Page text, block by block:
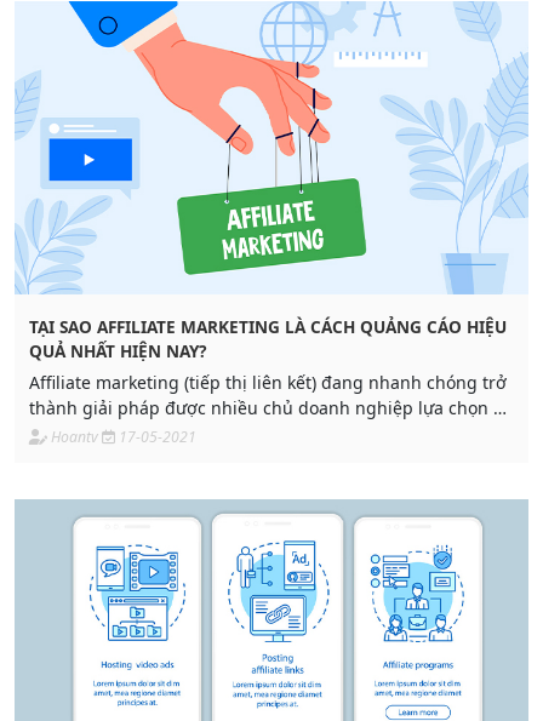
gì? Hãy cùng ADPIA tìm hiểu trong bài viết này nha!
TẠI SAO AFFILIATE MARKETING LÀ CÁCH QUẢNG CÁO HIỆU
QUẢ NHẤT HIỆN NAY?
Affiliate marketing (tiếp thị liên kết) đang nhanh chóng trở
thành giải pháp được nhiều chủ doanh nghiệp lựa chọn để
chạy các chiến dịch quảng cáo. Với sự tác động và giá trị
Hoantv 17-05-2021